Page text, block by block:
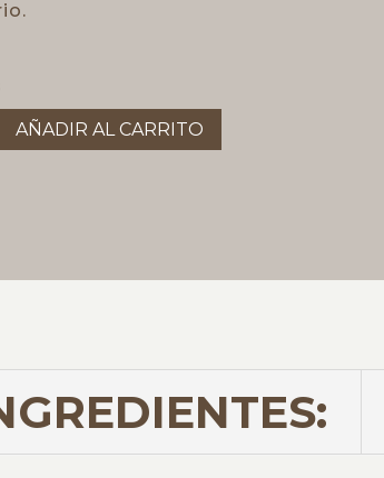
AÑADIR AL CARRITO